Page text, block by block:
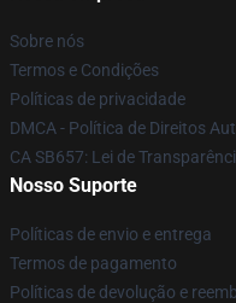
Sobre nós
Termos e Condições
Políticas de privacidade
DMCA - Política de Direitos
CA SB657: Lei de
Nosso Suporte
Políticas de envio e entrega
Termos de pagamento
Políticas de devolução e